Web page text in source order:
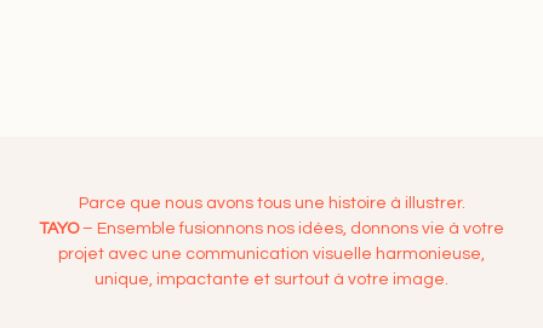
Parce que nous avons tous une histoire à illustrer.
TAYO– Ensemble fusionnons nos idées, donnons vie à votre
projet avec une communication visuelle harmonieuse,
unique, impactante et surtout à votre image.